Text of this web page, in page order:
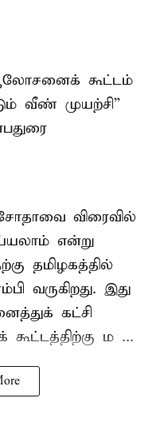
கூட்டம்
வீண் முயற்சி”
விரைவில்
என்று
தமிழகத்தில்
வருகிறது. இது
கட்சி
ம ...